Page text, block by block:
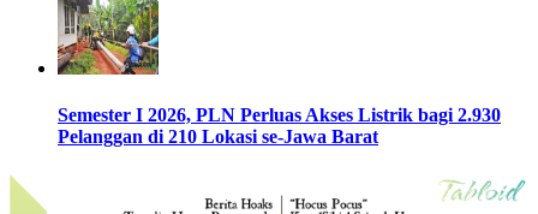
Semester I 2026, PLN Perluas Akses Listrik bagi 2.930
Pelanggan di 210 Lokasi se-Jawa Barat